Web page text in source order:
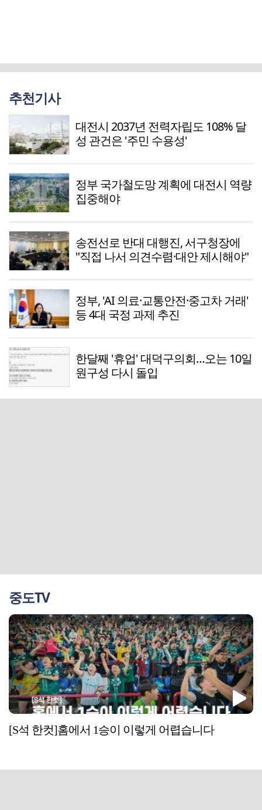
추천기사
대전시 2037년 전력자립도 108% 달
성 관건은 '주민 수용성'
정부 국가철도망 계획에 대전시 역량
집중해야
송전선로 반대 대행진, 서구청장에
"직접 나서 의견수렴·대안 제시해야"
정부, 'AI 의료·교통안전·중고차 거래'
등 4대 국정 과제 추진
한달째 '휴업' 대덕구의회…오는 10일
원구성 다시 돌입
중도TV
[S석 한컷]홈에서 1승이 이렇게 어렵습니다